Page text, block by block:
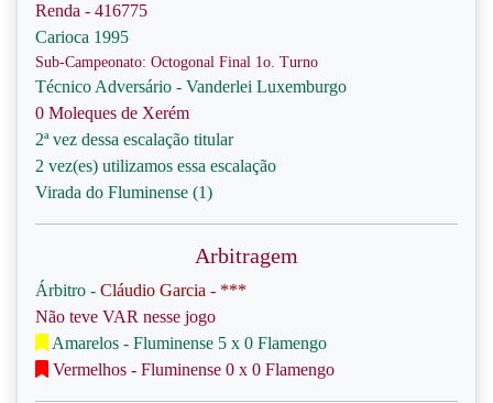
Renda - 416775
Carioca 1995
Sub-Campeonato: Octogonal Final 1o. Turno
Técnico Adversário - Vanderlei Luxemburgo
0 Moleques de Xerém
2ª vez dessa escalação titular
2 vez(es) utilizamos essa escalação
Virada do Fluminense (1)
Arbitragem
Árbitro - Cláudio Garcia - ***
Não teve VAR nesse jogo
Amarelos - Fluminense 5 x 0 Flamengo
Vermelhos - Fluminense 0 x 0 Flamengo